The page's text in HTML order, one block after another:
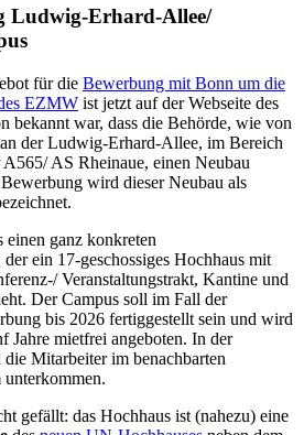
Ludwig-Erhard-Allee/
für die Bewerbung mit Bonn um die
EZMW ist jetzt auf der Webseite des
bekannt war, dass die Behörde, wie von
der Ludwig-Erhard-Allee, im Bereich
AS Rheinaue, einen Neubau
wird dieser Neubau als
einen ganz konkreten
ein 17-geschossiges Hochhaus mit
Veranstaltungstrakt, Kantine und
Der Campus soll im Fall der
bis 2026 fertiggestellt sein und wird
mietfrei angeboten. In der
Mitarbeiter im benachbarten
gefällt: das Hochhaus ist (nahezu) eine